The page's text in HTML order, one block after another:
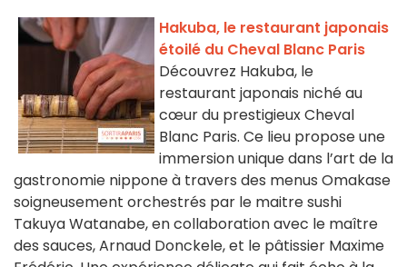
Hakuba, le restaurant japonais
étoilé du Cheval Blanc Paris
Découvrez Hakuba, le
restaurant japonais niché au
cœur du prestigieux Cheval
Blanc Paris. Ce lieu propose une
immersion unique dans l’art de la
gastronomie nippone à travers des menus Omakase
soigneusement orchestrés par le maitre sushi
Takuya Watanabe, en collaboration avec le maître
des sauces, Arnaud Donckele, et le pâtissier Maxime